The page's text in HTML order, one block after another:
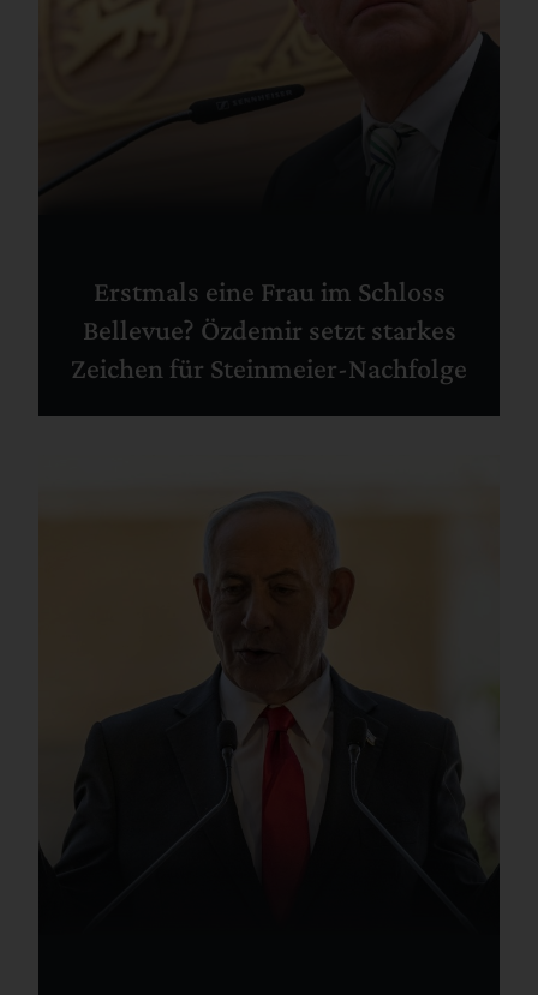
Erstmals eine Frau im Schloss
Bellevue? Özdemir setzt starkes
Zeichen für Steinmeier-Nachfolge